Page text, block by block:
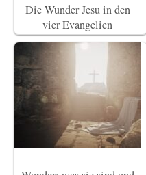
Die Wunder Jesu in den
vier Evangelien